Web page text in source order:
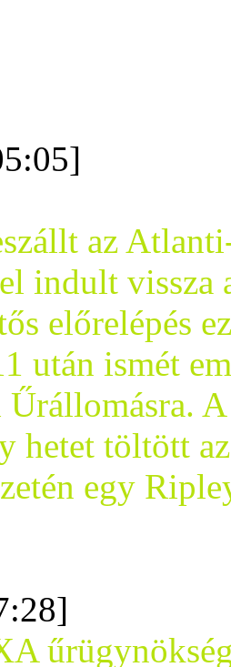
az
indult
előrelépés
után ismét
hetet töltött
egy